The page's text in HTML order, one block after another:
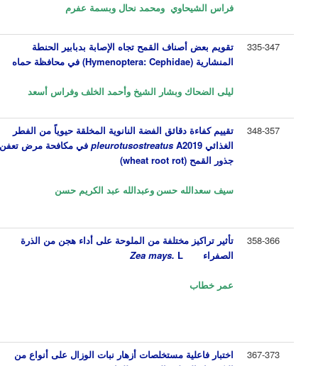
فراس الشيحاوي ومحمد نحال وبسمة عفرم
335-347
تقويم بعض أصناف القمح تجاه الإصابة بدبابير الحنطة
المنشارية
في محافظة حماه
ليلى الضحاك وبشار الشيخ وأحمد الخلف وفراس أسعد
348-357
تقييم كفاءة دقائق الفضة النانوية المخلقة حيوياً من الفطر
الغذائي
pleurotusostreatusA2019
في مكافحة مرض تعفن
جذور القمح ( wheat root rot
)
سيف سعدالله حسنوعبدالله عبد الكريم حسن
358-366
تأثير تراكيز مختلفة من الملوحة على أداء هجن من الذرة
الصفراء
Zea mays.L
عمر خطاب
367-373
اختبار فاعلية مستخلصات أزهار نبات الوزال على أنواع من